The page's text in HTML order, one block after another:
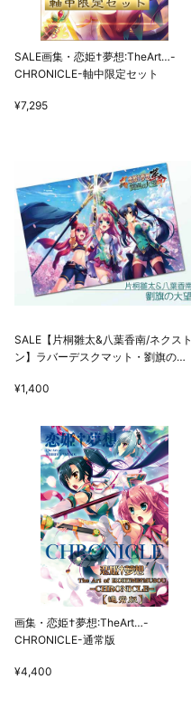
SALE画集・恋姫†夢想:TheArt…-
CHRONICLE-軸中限定セット
¥7,295
SALE【片桐雛太&八葉香南/ネクスト
ン】ラバーデスクマット・劉旗の大
¥1,400
画集・恋姫†夢想:TheArt…-
CHRONICLE-通常版
¥4,400